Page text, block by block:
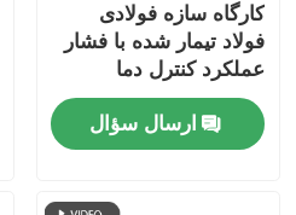
کارگاه سازه فولادی
فولاد تیمار شده با فشار
عملکرد کنترل دما
ارسال سؤال